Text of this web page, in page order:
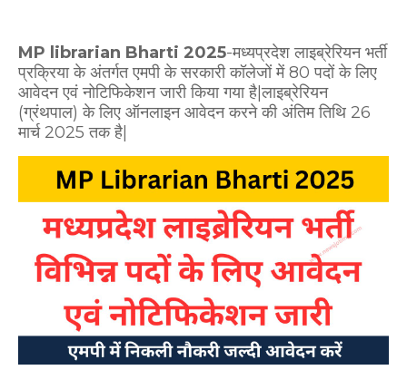
MP librarian Bharti 2025-मध्यप्रदेश लाइब्रेरियन भर्ती
प्रक्रिया के अंतर्गत एमपी के सरकारी कॉलेजों में 80 पदों के लिए
आवेदन एवं नोटिफिकेशन जारी किया गया है|लाइब्रेरियन
(ग्रंथपाल) के लिए ऑनलाइन आवेदन करने की अंतिम तिथि 26
मार्च 2025 तक है|